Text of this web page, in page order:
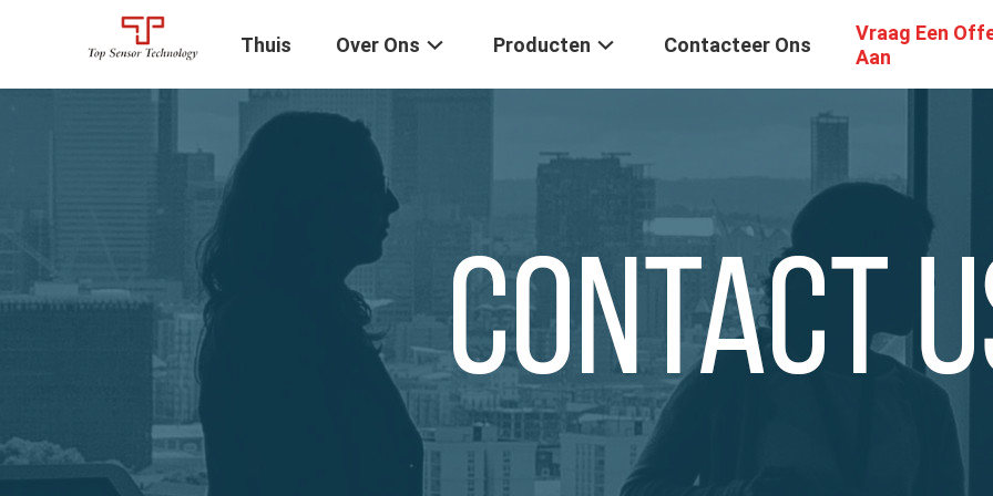
Thuis Over Ons Producten Contacteer Ons
Vraag Een
Aan